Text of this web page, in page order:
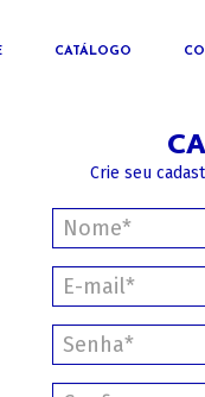
CATÁLOGO
Crie seu